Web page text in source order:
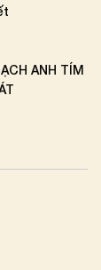
ANH TÍM